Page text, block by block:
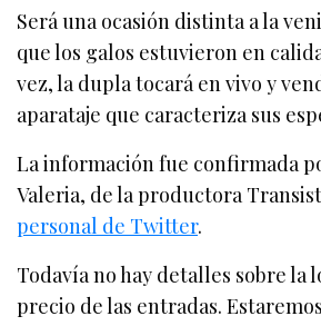
Será una ocasión distinta a la
que los galos estuvieron en
vez, la dupla tocará en vivo y
aparataje que caracteriza sus
La información fue confirmada
Valeria, de la productora
personal de Twitter.
Todavía no hay detalles sobre la
precio de las entradas.